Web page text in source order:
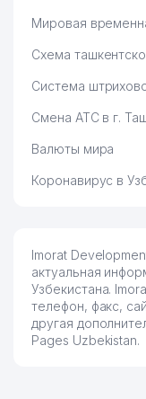
Мировая
Схема
Система
Смена АТС в г.
Валюты мира
Коронавирус в
Imorat
актуальная
Узбекистана.
телефон, факс,
другая
Pages Uzbekistan.